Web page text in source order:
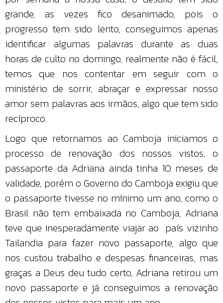
grande, as vezes fico desanimado, pois o
progresso tem sido lento, conseguimos apenas
identificar algumas palavras durante as duas
horas de culto no domingo, realmente não é fácil,
temos que nos contentar em seguir com o
ministério de sorrir, abraçar e expressar nosso
amor sem palavras aos irmãos, algo que tem sido
recíproco.
Logo que retornamos ao Camboja iniciamos o
processo de renovação dos nossos vistos, o
passaporte da Adriana ainda tinha 10 meses de
validade, porém o Governo do Camboja exigiu que
o passaporte tivesse no mínimo um ano, como o
Brasil não tem embaixada no Camboja, Adriana
teve que inesperadamente viajar ao país vizinho
Tailandia para fazer novo passaporte, algo que
nos custou trabalho e despesas financeiras, mas
graças a Deus deu tudo certo, Adriana retirou um
novo passaporte e já conseguimos a renovação